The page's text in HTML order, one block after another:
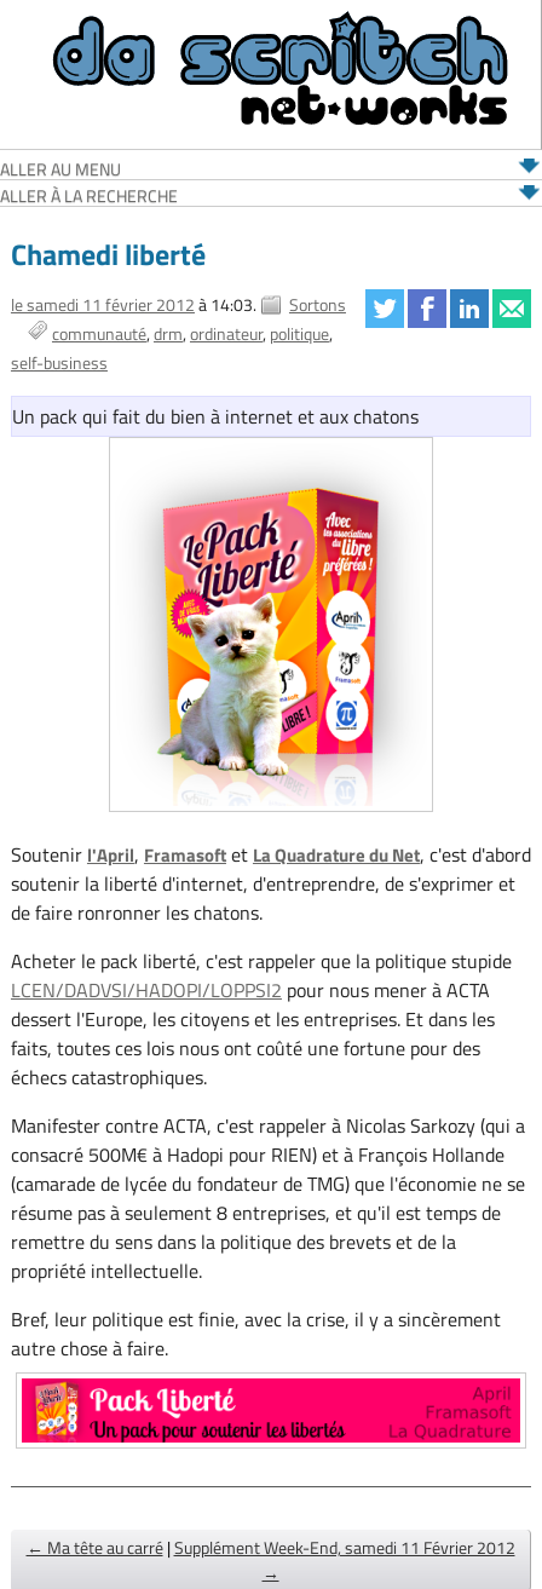
ALLER AU MENU
ALLER À LA RECHERCHE
Chamedi liberté
le samedi 11 février 2012à 14:03.
Sortons
communauté drm ordinateur politique
self-business
Un pack qui fait du bien à internet et aux chatons
Soutenir l'April, Framasoftet La Quadrature du Net, c'est d'abord
soutenir la liberté d'internet, d'entreprendre, de s'exprimer et
de faire ronronner les chatons.
Acheter le pack liberté, c'est rappeler que la politique stupide
LCEN/DADVSI/HADOPI/LOPPSI2 pour nous mener à ACTA
dessert l'Europe, les citoyens et les entreprises. Et dans les
faits, toutes ces lois nous ont coûté une fortune pour des
échecs catastrophiques.
Manifester contre ACTA, c'est rappeler à Nicolas Sarkozy (qui a
consacré 500M€ à Hadopi pour RIEN) et à François Hollande
(camarade de lycée du fondateur de TMG) que l'économie ne se
résume pas à seulement 8 entreprises, et qu'il est temps de
remettre du sens dans la politique des brevets et de la
propriété intellectuelle.
Bref, leur politique est finie, avec la crise, il y a sincèrement
autre chose à faire.
← Ma tête au carré |Supplément Week-End, samedi 11 Février 2012
→